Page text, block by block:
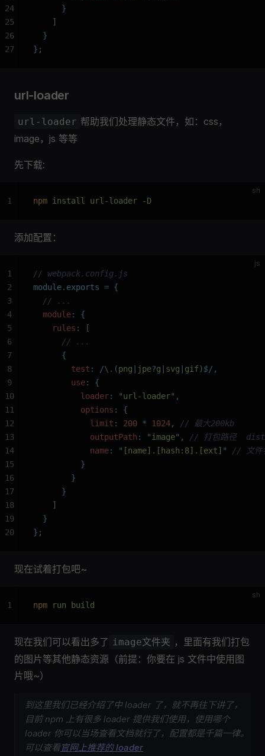
      }
    ]
  }
};
24
25
26
27
url-loader
url-loader 帮助我们处理静态文件，如：css，
image，js 等等
先下载:
sh
npm install url-loader -D
1
添加配置：
js
// webpack.config.js
module.exports = {
  // ...
  module
:
{
    rules
:
[
      // ...
      {
        test
: /\. (png jpe?g svg gif)$/ ,
        use
:
{
          loader
: "url-loader" ,
          options
:
{
            limit
: 200 * 1024,
// 最大200kb
            outputPath
: " image" ,
// 打包路径
            name
: " [name].[hash:8].[ext] "
// 文件
          }
        }
      }
    ]
  }
};
1
2
3
4
5
6
7
8
9
10
11
12
13
14
15
16
17
18
19
20
现在试着打包吧~
sh
npm run build
1
现在我们可以看出多了 image文件夹 ，里面有我们打包
的图片等其他静态资源（前提：你要在 js 文件中使用图
片哦~）
到这里我们已经介绍了中 loader 了，就不再往下讲了，
目前 npm 上有很多 loader 提供我们使用，使用哪个
loader 你可以当场查看文档就行了，配置都是千篇一律。
可以查看官网上推荐的 loader